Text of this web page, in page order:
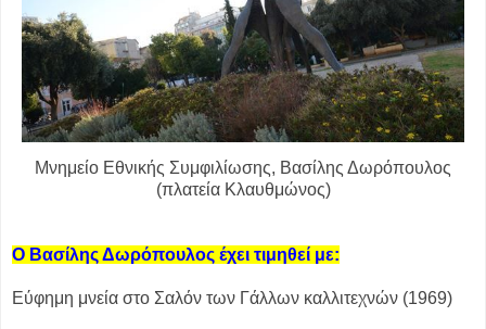
Μνημείο Εθνικής Συμφιλίωσης, Βασίλης Δωρόπουλος
(πλατεία Κλαυθμώνος)
Ο Βασίλης Δωρόπουλος έχει τιμηθεί με:
Εύφημη μνεία στο Σαλόν των Γάλλων καλλιτεχνών (1969)